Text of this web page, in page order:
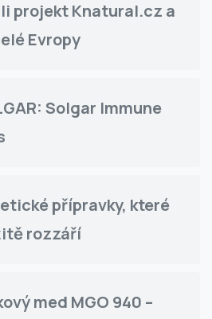
projekt Knatural.cz a
Evropy
Solgar Immune
přípravky, které
rozzáří
med MGO 940 –